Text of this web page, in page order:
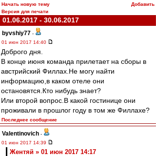
Начать новую тему
Добавить
Версия для печати
01.06.2017 - 30.06.2017
byvshiy77 -
01 июн 2017 14:40
Доброго дня.
В конце июня команда прилетает на сборы в
австрийский Филлах.Не могу найти
информацию,в каком отеле они
остановятся.Кто нибудь знает?
Или второй вопрос.В какой гостинице они
проживали в прошлог году в том же Филлахе?
Последнее сообщение
Valentinovich -
01 июн 2017 14:39
Жентяй » 01 июн 2017 14:17